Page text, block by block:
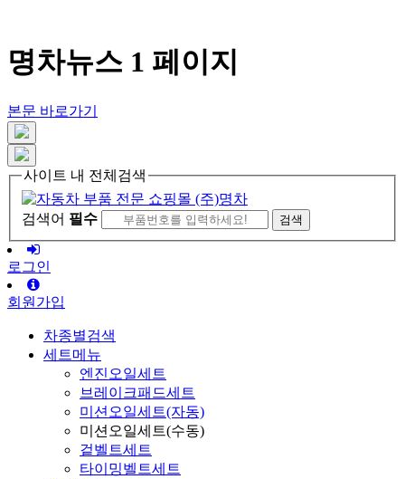
명차뉴스 1 페이지
본문 바로가기
사이트 내 전체검색
검색어 필수
로그인
회원가입
차종별검색
세트메뉴
엔진오일세트
브레이크패드세트
미션오일세트(자동)
미션오일세트(수동)
겉벨트세트
타이밍벨트세트